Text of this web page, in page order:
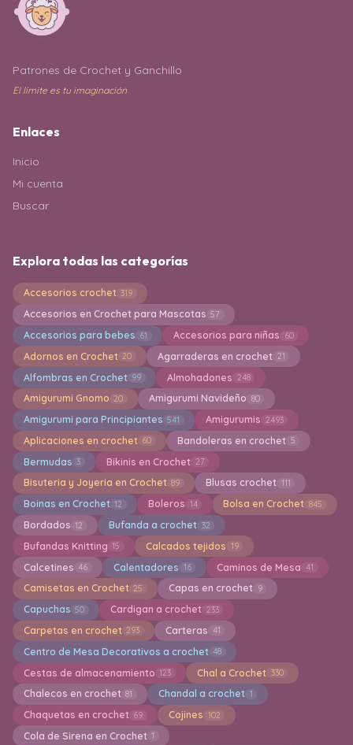
Patrones de Crochet y Ganchillo
El límite es tu imaginación
Enlaces
Inicio
Mi cuenta
Buscar
Explora todas las categorías
Accesorios crochet 319
Accesorios en Crochet para Mascotas 57
Accesorios para bebes 61 Accesorios para niñas 60
Adornos en Crochet 20 Agarraderas en crochet 21
Alfombras en Crochet 99 Almohadones 248
Amigurumi Gnomo 20 Amigurumi Navideño 80
Amigurumi para Principiantes 541 Amigurumis 2493
Aplicaciones en crochet 60 Bandoleras en crochet 5
Bermudas 3 Bikinis en Crochet 27
Bisuteria y Joyeria en Crochet 89 Blusas crochet 111
Boinas en Crochet 12 Boleros 14 Bolsa en Crochet 845
Bordados 12 Bufanda a crochet 32
Bufandas Knitting 15 Calcados tejidos 19
Calcetines 46 Calentadores 16 Caminos de Mesa 41
Camisetas en Crochet 25 Capas en crochet 9
Capuchas 50 Cardigan a crochet 233
Carpetas en crochet 293 Carteras 41
Centro de Mesa Decorativos a crochet 48
Cestas de almacenamiento 123 Chal a Crochet 330
Chalecos en crochet 81 Chandal a crochet 1
Chaquetas en crochet 69 Cojines 102
Cola de Sirena en Crochet 1